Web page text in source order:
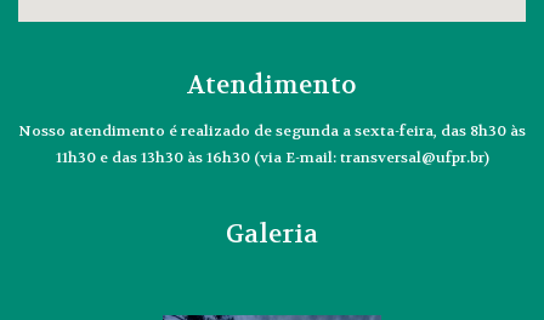
Atendimento
Nosso atendimento é realizado de segunda a sexta-feira, das 8h30 às
11h30 e das 13h30 às 16h30 (via E-mail: transversal@ufpr.br)
Galeria